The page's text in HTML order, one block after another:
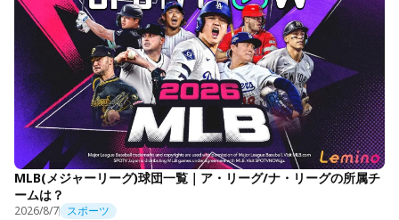
MLB(メジャーリーグ)球団一覧｜ア・リーグ/ナ・リーグの所属チ
ームは？
2026/8/7 スポーツ